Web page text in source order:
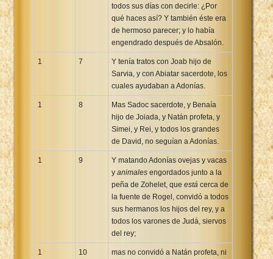
todos sus días con decirle: ¿Por
qué haces así? Y también éste era
de hermoso parecer; y lo había
engendrado después de Absalón.
1 7
Y tenía tratos con Joab hijo de
Sarvia, y con Abiatar sacerdote, los
cuales ayudaban a Adonías.
1 8
Mas Sadoc sacerdote, y Benaía
hijo de Joiada, y Natán profeta, y
Simei, y Rei, y todos los grandes
de David, no seguían a Adonías.
1 9
Y matando Adonías ovejas y vacas
y animales engordados junto a la
peña de Zohelet, que está cerca de
la fuente de Rogel, convidó a todos
sus hermanos los hijos del rey, y a
todos los varones de Judá, siervos
del rey;
1 10
mas no convidó a Natán profeta, ni